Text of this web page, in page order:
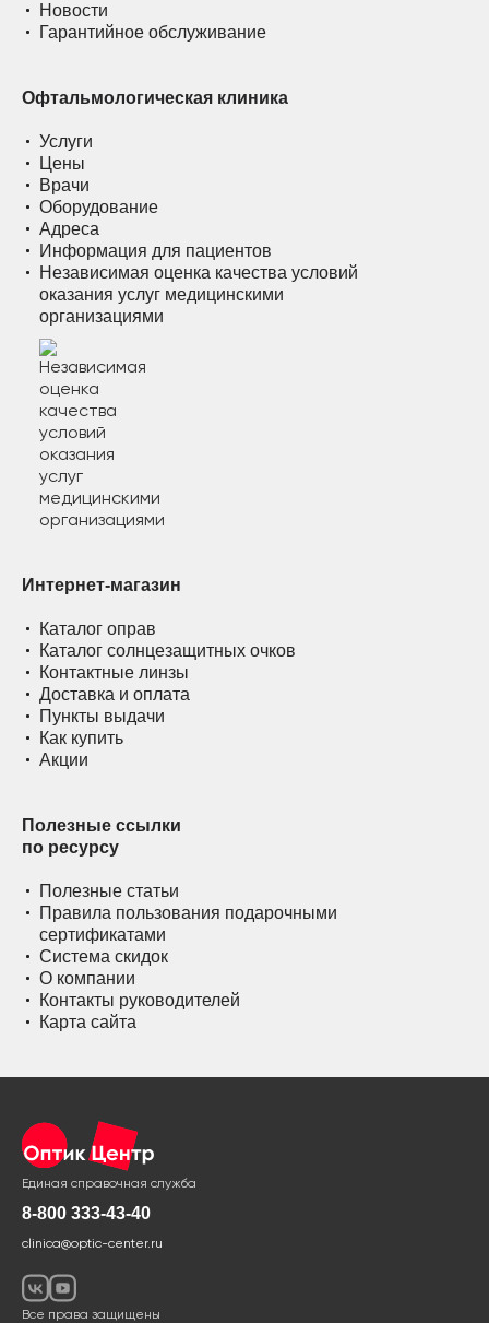
Новости
Гарантийное обслуживание
Офтальмологическая клиника
Услуги
Цены
Врачи
Оборудование
Адреса
Информация для пациентов
Независимая оценка качества условий
оказания услуг медицинскими
организациями
Интернет-магазин
Каталог оправ
Каталог солнцезащитных очков
Контактные линзы
Доставка и оплата
Пункты выдачи
Как купить
Акции
Полезные ссылки
по ресурсу
Полезные статьи
Правила пользования подарочными
сертификатами
Система скидок
О компании
Контакты руководителей
Карта сайта
Единая справочная служба
8-800 333-43-40
clinica@optic-center.ru
Все права защищены